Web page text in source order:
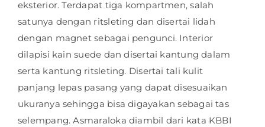
eksterior. Terdapat tiga kompartmen, salah
satunya dengan ritsleting dan disertai lidah
dengan magnet sebagai pengunci. Interior
dilapisi kain suede dan disertai kantung dalam
serta kantung ritsleting. Disertai tali kulit
panjang lepas pasang yang dapat disesuaikan
ukuranya sehingga bisa digayakan sebagai tas
selempang. Asmaraloka diambil dari kata KBBI